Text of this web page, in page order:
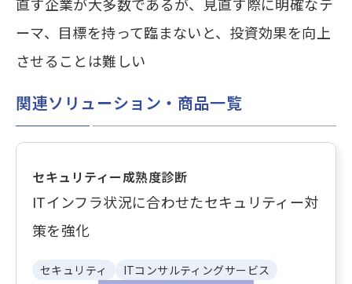
ーマ、目標を持って臨まないと、投資効果を向上
させることは難しい
関連ソリューション・商品一覧
セキュリティー成熟度診断
ITインフラ状況に合わせたセキュリティー対
策を強化
セキュリティ ITコンサルティングサービス